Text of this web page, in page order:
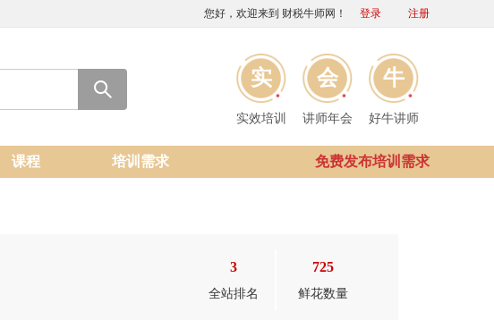
您好，欢迎来到 财税牛师网！ 登录 注册
实
实效培训
会
讲师年会
牛
好牛讲师
课程 培训需求 免费发布培训需求
3
全站排名
725
鲜花数量